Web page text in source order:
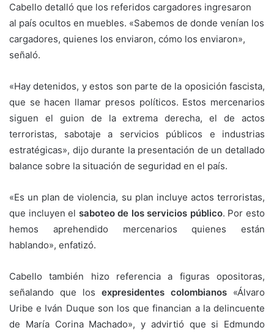
Cabello detalló que los referidos cargadores ingresaron
al país ocultos en muebles. «Sabemos de donde venían los
cargadores, quienes los enviaron, cómo los enviaron»,
señaló.
«Hay detenidos, y estos son parte de la oposición fascista,
que se hacen llamar presos políticos. Estos mercenarios
siguen el guion de la extrema derecha, el de actos
terroristas, sabotaje a servicios públicos e industrias
estratégicas», dijo durante la presentación de un detallado
balance sobre la situación de seguridad en el país.
«Es un plan de violencia, su plan incluye actos terroristas,
que incluyen el saboteo de los servicios público. Por esto
hemos aprehendido mercenarios quienes están
hablando», enfatizó.
Cabello también hizo referencia a figuras opositoras,
señalando que los expresidentes colombianos «Álvaro
Uribe e Iván Duque son los que financian a la delincuente
de María Corina Machado», y advirtió que si Edmundo